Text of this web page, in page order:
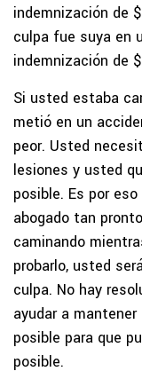
indemnización de
culpa fue suya en
indemnización de
Si usted estaba
metió en un
peor. Usted
lesiones y usted
posible. Es por
abogado tan
caminando
probarlo, usted
culpa. No hay
ayudar a
posible para que
posible.